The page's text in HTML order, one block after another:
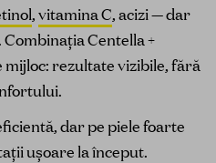
,vitamina C, acizi — dar
Centella +
mijloc: rezultate vizibile, fără
dar pe piele foarte
ușoare la început.